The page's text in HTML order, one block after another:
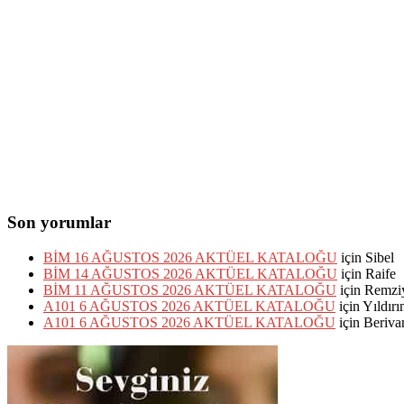
Son yorumlar
BİM 16 AĞUSTOS 2026 AKTÜEL KATALOĞU için Sibel
BİM 14 AĞUSTOS 2026 AKTÜEL KATALOĞU için Raife
BİM 11 AĞUSTOS 2026 AKTÜEL KATALOĞU için
A101 6 AĞUSTOS 2026 AKTÜEL KATALOĞU için
A101 6 AĞUSTOS 2026 AKTÜEL KATALOĞU için